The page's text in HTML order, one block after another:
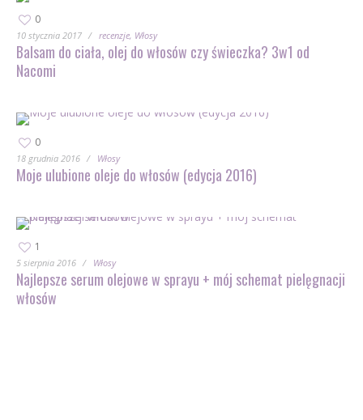
0
10 stycznia 2017 recenzje Włosy
Balsam do ciała, olej do włosów czy świeczka? 3w1 od
Nacomi
0
18 grudnia 2016 Włosy
Moje ulubione oleje do włosów (edycja 2016)
1
5 sierpnia 2016 Włosy
Najlepsze serum olejowe w sprayu + mój schemat pielęgnacji
włosów